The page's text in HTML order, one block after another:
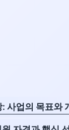
사업의 목표와